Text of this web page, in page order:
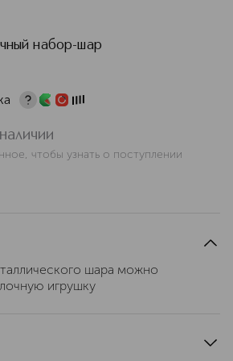
набор-шар
чтобы узнать о поступлении
шара можно
игрушку